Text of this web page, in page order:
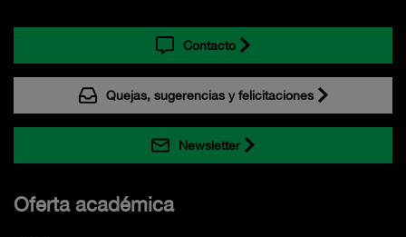
Contacto
Quejas, sugerencias y felicitaciones
Newsletter
Oferta académica